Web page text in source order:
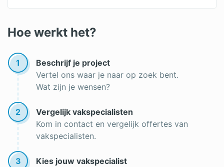
Vloer leggen
Offerte vloer
Hoe werkt het?
1
Beschrijf je project
Vertel ons waar je naar op zoek bent.
Wat zijn je wensen?
2
Vergelijk vakspecialisten
Kom in contact en vergelijk offertes van
vakspecialisten.
3
Kies jouw vakspecialist